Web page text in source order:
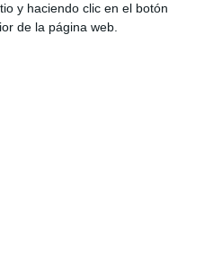
y haciendo clic en el botón
de la página web.
Expresión dedica
gala a la AECC de